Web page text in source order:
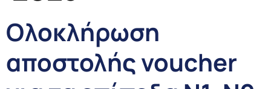
Ολοκλήρωση
αποστολής voucher